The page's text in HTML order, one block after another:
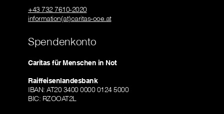
+43 732 7610-2020
information(at)caritas-ooe.at
Spendenkonto
Caritas für Menschen in Not
Raiffeisenlandesbank
IBAN: AT20 3400 0000 0124 5000
BIC: RZOOAT2L